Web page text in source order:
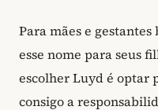
Para mães e
esse nome para seus
escolher Luyd é optar
consigo a